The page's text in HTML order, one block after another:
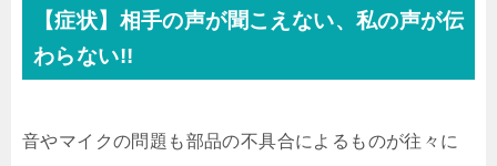
【症状】相手の声が聞こえない、私の声が伝
わらない!!
音やマイクの問題も部品の不具合によるものが往々に